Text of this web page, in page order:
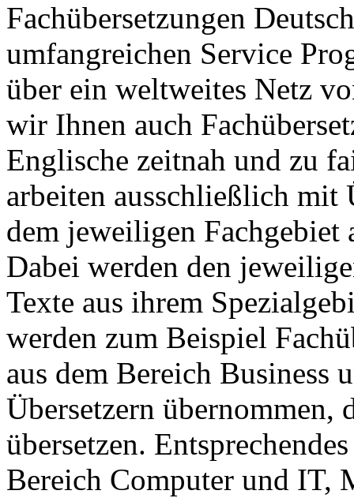
Fachübersetzungen
umfangreichen Service
über ein weltweites Netz
wir Ihnen auch
Englische zeitnah und zu
arbeiten ausschließlich mit
dem jeweiligen Fachgebiet
Dabei werden den
Texte aus ihrem
werden zum Beispiel
aus dem Bereich Business
Übersetzern übernommen,
übersetzen.
Bereich Computer und IT,